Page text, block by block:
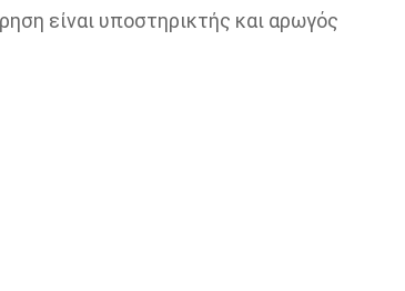
είναι υποστηρικτής και αρωγός